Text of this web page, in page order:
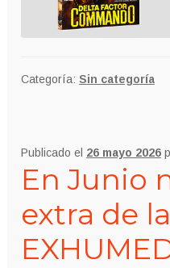
Categoría: Sin categoría
Publicado el 26 mayo 2026
En Junio
extra de